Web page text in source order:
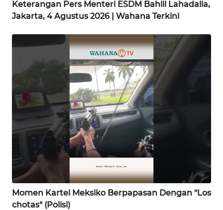
Keterangan Pers Menteri ESDM Bahlil Lahadalia,
Jakarta, 4 Agustus 2026 | Wahana Terkini
Momen Kartel Meksiko Berpapasan Dengan "Los
chotas" (Polisi)
WN
SIMALUNGUN
WN
TAPANULI
TENGAH
WN DELI
SERDANG
WN
TEBING
TINGGI